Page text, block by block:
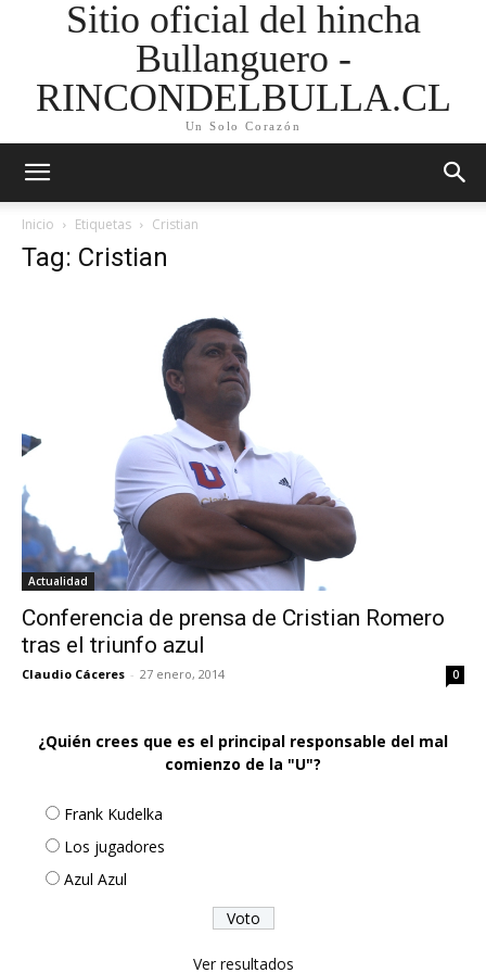
Sitio oficial del hincha
Bullanguero -
RINCONDELBULLA.CL
Un Solo Corazón
Inicio Etiquetas Cristian
Tag: Cristian
Actualidad
Conferencia de prensa de Cristian Romero
tras el triunfo azul
Claudio Cáceres - 27 enero, 2014 0
¿Quién crees que es el principal responsable del mal
comienzo de la "U"?
Frank Kudelka
Los jugadores
Azul Azul
Ver resultados